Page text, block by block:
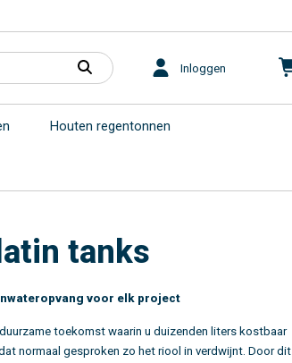
Inloggen
Houten regentonnen
tanks
voor elk project
toekomst waarin u duizenden liters kostbaar
normaal gesproken zo het riool in verdwijnt. Door dit